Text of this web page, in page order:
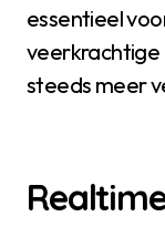
essentieel
veerkrachtige
steeds meer